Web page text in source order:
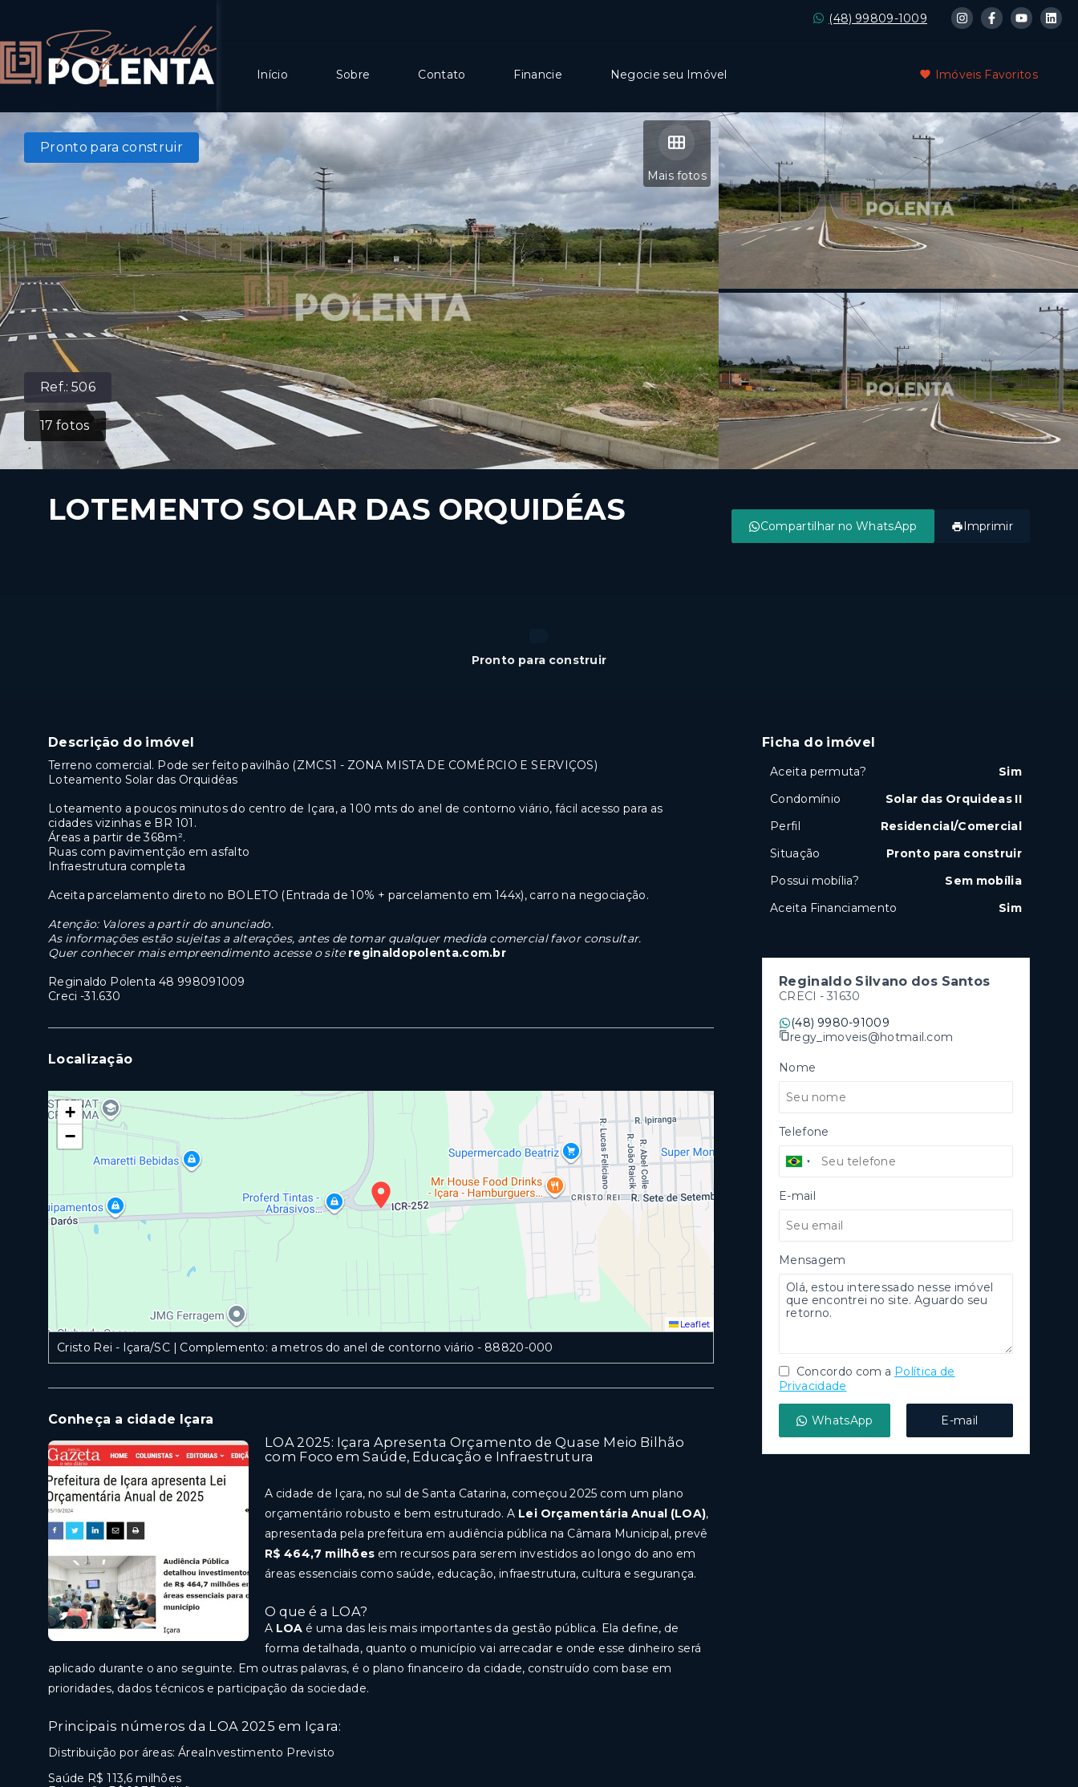
(48) 99809-1009
Início Sobre Contato Financie Negocie seu Imóvel Imóveis Favoritos
Ref.:506
17 fotos
Mais fotos
Pronto para construir
LOTEMENTO SOLAR DAS ORQUIDÉAS
Compartilhar no WhatsApp Imprimir
Pronto para construir
Descrição do imóvel
Terreno comercial. Pode ser feito pavilhão (ZMCS1 - ZONA MISTA DE COMÉRCIO E SERVIÇOS)
Loteamento Solar das Orquidéas
Loteamento a poucos minutos do centro de Içara, a 100 mts do anel de contorno viário, fácil acesso para as
cidades vizinhas e BR 101.
Áreas a partir de 368m².
Ruas com pavimentção em asfalto
Infraestrutura completa
Aceita parcelamento direto no BOLETO (Entrada de 10% + parcelamento em 144x), carro na negociação.
Atenção: Valores a partir do anunciado.
As informações estão sujeitas a alterações, antes de tomar qualquer medida comercial favor consultar.
Quer conhecer mais empreendimento acesse o site reginaldopolenta.com.br
Reginaldo Polenta 48 998091009
Creci -31.630
Localização
+
−
Leaflet
Cristo Rei - Içara/SC | Complemento: a metros do anel de contorno viário - 88820-000
Conheça a cidade Içara
LOA 2025: Içara Apresenta Orçamento de Quase Meio Bilhão
com Foco em Saúde, Educação e Infraestrutura
A cidade de Içara, no sul de Santa Catarina, começou 2025 com um plano
orçamentário robusto e bem estruturado. A Lei Orçamentária Anual (LOA),
apresentada pela prefeitura em audiência pública na Câmara Municipal, prevê
R$ 464,7 milhões em recursos para serem investidos ao longo do ano em
áreas essenciais como saúde, educação, infraestrutura, cultura e segurança.
O que é a LOA?
A LOA é uma das leis mais importantes da gestão pública. Ela define, de
forma detalhada, quanto o município vai arrecadar e onde esse dinheiro será
aplicado durante o ano seguinte. Em outras palavras, é o plano financeiro da cidade, construído com base em
prioridades, dados técnicos e participação da sociedade.
Principais números da LOA 2025 em Içara:
Distribuição por áreas: ÁreaInvestimento Previsto
Saúde R$ 113,6 milhões
Ficha do imóvel
Aceita permuta?
Sim
Condomínio
Solar das Orquideas II
Perfil
Residencial/Comercial
Situação
Pronto para construir
Possui mobília?
Sem mobília
Aceita Financiamento
Sim
Reginaldo Silvano dos Santos
CRECI -31630
(48) 9980-91009
regy_imoveis@hotmail.com
Nome
Telefone
E-mail
Mensagem
Concordo com a Política de
Privacidade
WhatsApp E-mail